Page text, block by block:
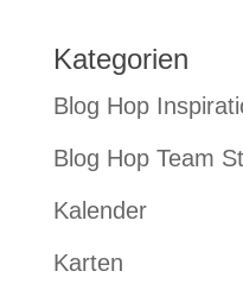
Kategorien
Blog Hop
Blog Hop Team
Kalender
Karten